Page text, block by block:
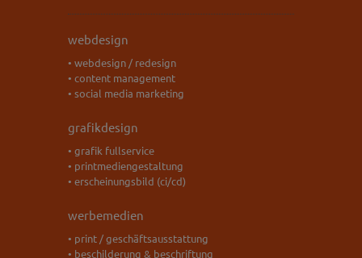
webdesign
• webdesign / redesign
• content management
• social media marketing
grafikdesign
• grafik fullservice
• printmediengestaltung
• erscheinungsbild (ci/cd)
werbemedien
• print / geschäftsausstattung
• beschilderung & beschriftung